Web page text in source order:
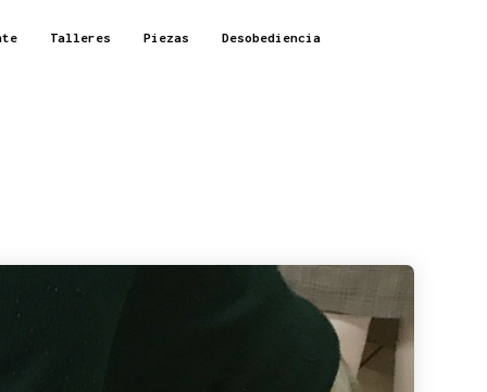
Talleres Piezas Desobediencia